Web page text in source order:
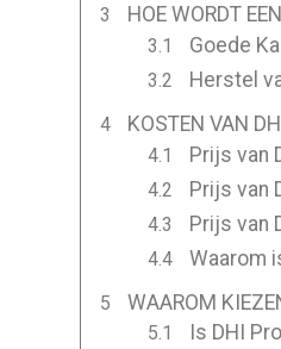
HOE WORDT
Goede
Herstel
KOSTEN VAN
Prijs van
Prijs van
Prijs van
Waarom
WAAROM
Is DHI